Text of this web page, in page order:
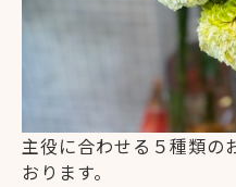
主役に合わせる５種類の
おります。